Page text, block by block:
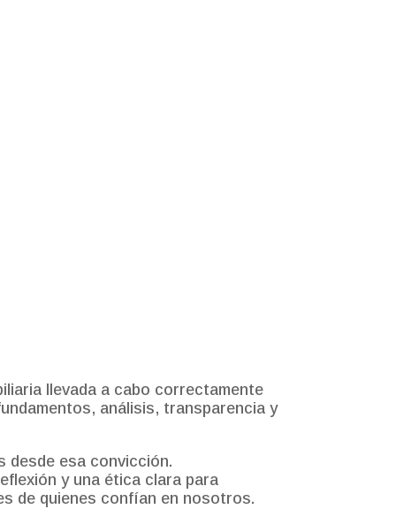
llevada a cabo correctamente
análisis, transparencia y
desde esa convicción.
y una ética clara para
de quienes confían en nosotros.